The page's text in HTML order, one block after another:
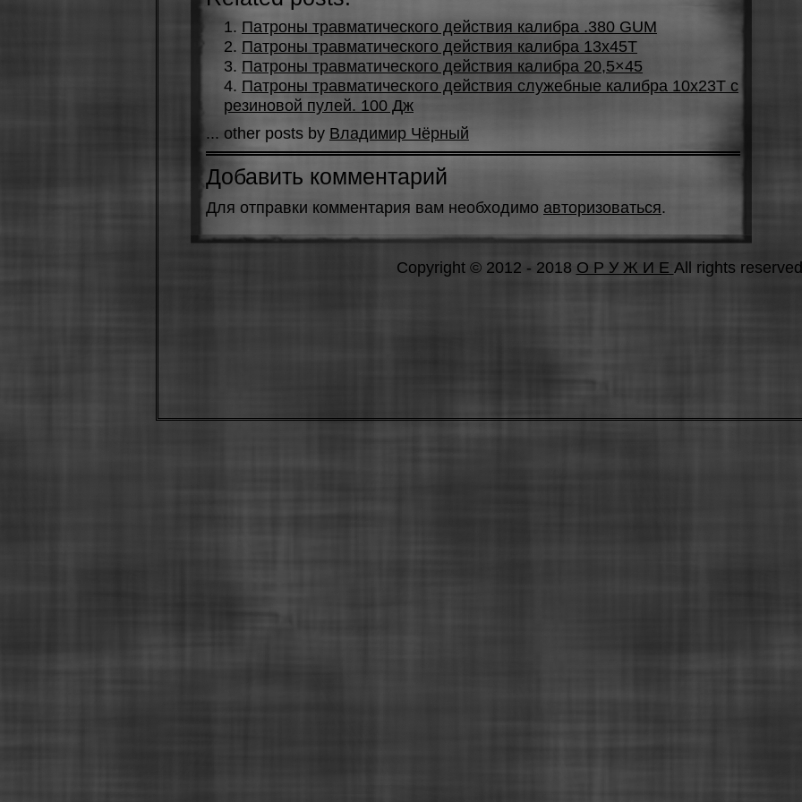
Патроны травматического действия калибра .380 GUM
Патроны травматического действия калибра 13х45Т
Патроны травматического действия калибра 20,5×45
Патроны травматического действия служебные калибра 10х23Т с
резиновой пулей. 100 Дж
... other posts by Владимир Чёрный
Добавить комментарий
Для отправки комментария вам необходимо авторизоваться.
Copyright © 2012 - 2018 О Р У Ж И Е All rights